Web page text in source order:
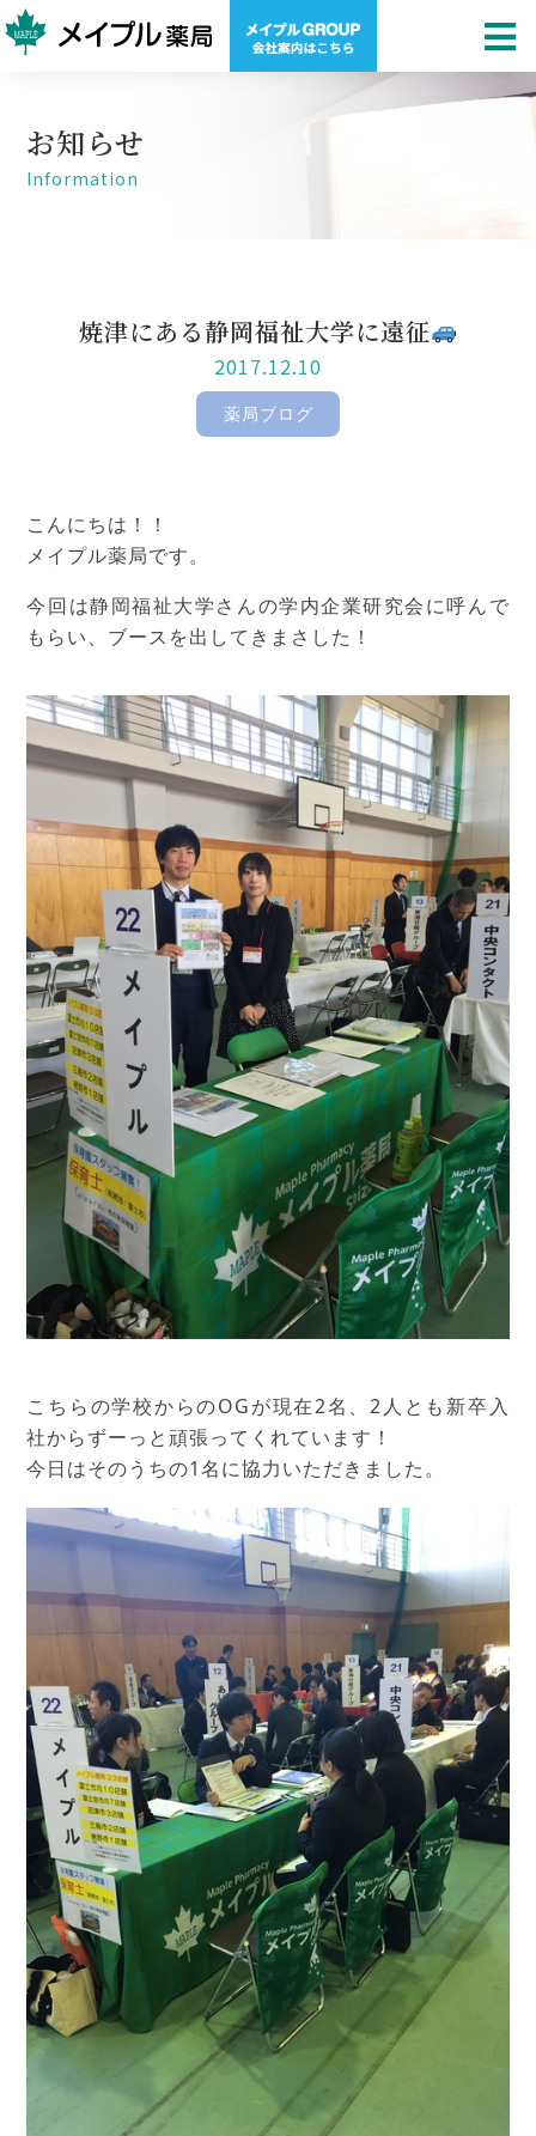
お知らせ
Information
焼津にある静岡福祉大学に遠征
2017.12.10
薬局ブログ
こんにちは！！
メイプル薬局です。
今回は静岡福祉大学さんの学内企業研究会に呼んで
もらい、ブースを出してきまさした！
こちらの学校からのOGが現在2名、2人とも新卒入
社からずーっと頑張ってくれています！
今日はそのうちの1名に協力いただきました。